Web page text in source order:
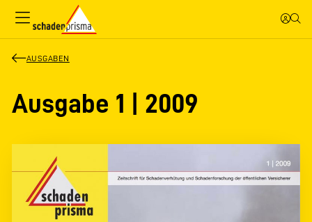
AUSGABEN
Ausgabe 1 | 2009